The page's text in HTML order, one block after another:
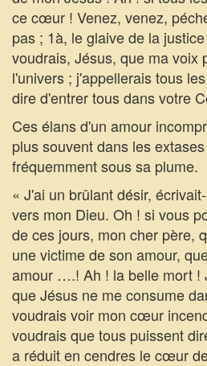
ce cœur ! Venez, venez,
pas ; 1à, le glaive de la
voudrais, Jésus, que ma voix
l'univers ; j'appellerais tous
dire d'entrer tous dans votre
Ces élans d'un amour
plus souvent dans les
fréquemment sous sa plume.
« J'ai un brûlant désir,
vers mon Dieu. Oh ! si vous
de ces jours, mon cher père,
une victime de son amour,
amour ….! Ah ! la belle mort !
que Jésus ne me consume
voudrais voir mon cœur
voudrais que tous puissent
a réduit en cendres le cœur